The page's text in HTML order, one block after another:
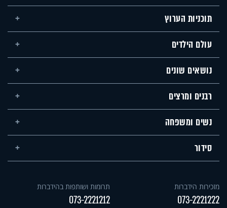
תוכניות הערוץ
עולם הילדים
נושאים שונים
רבנים ומרצים
נשים ומשפחה
סידור
מזכירות הידברות
073-2221222
תרומות ושותפות בהידברות
073-2221212